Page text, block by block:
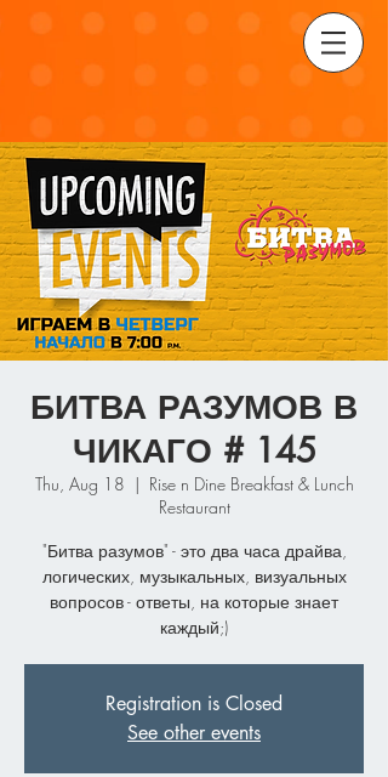
БИТВА РАЗУМОВ В
ЧИКАГО # 145
Thu, Aug 18
  |
Rise n Dine Breakfast & Lunch
Restaurant
"Битва разумов" - это два часа драйва,
логических, музыкальных, визуальных
вопросов - ответы, на которые знает
каждый;)
Registration is Closed
See other events